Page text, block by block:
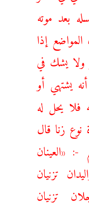
بعد موته
إذا
ولا يشك في
يشتهي أو
يحل له
زنا قال
«العينان
تزنيان
تزنيان